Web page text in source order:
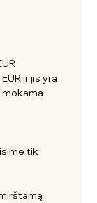
ir jis yra
mokama
tik